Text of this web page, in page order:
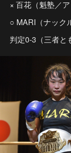
× 百花（魁塾／ア
○ MARI（ナック
判定0-3（三者と